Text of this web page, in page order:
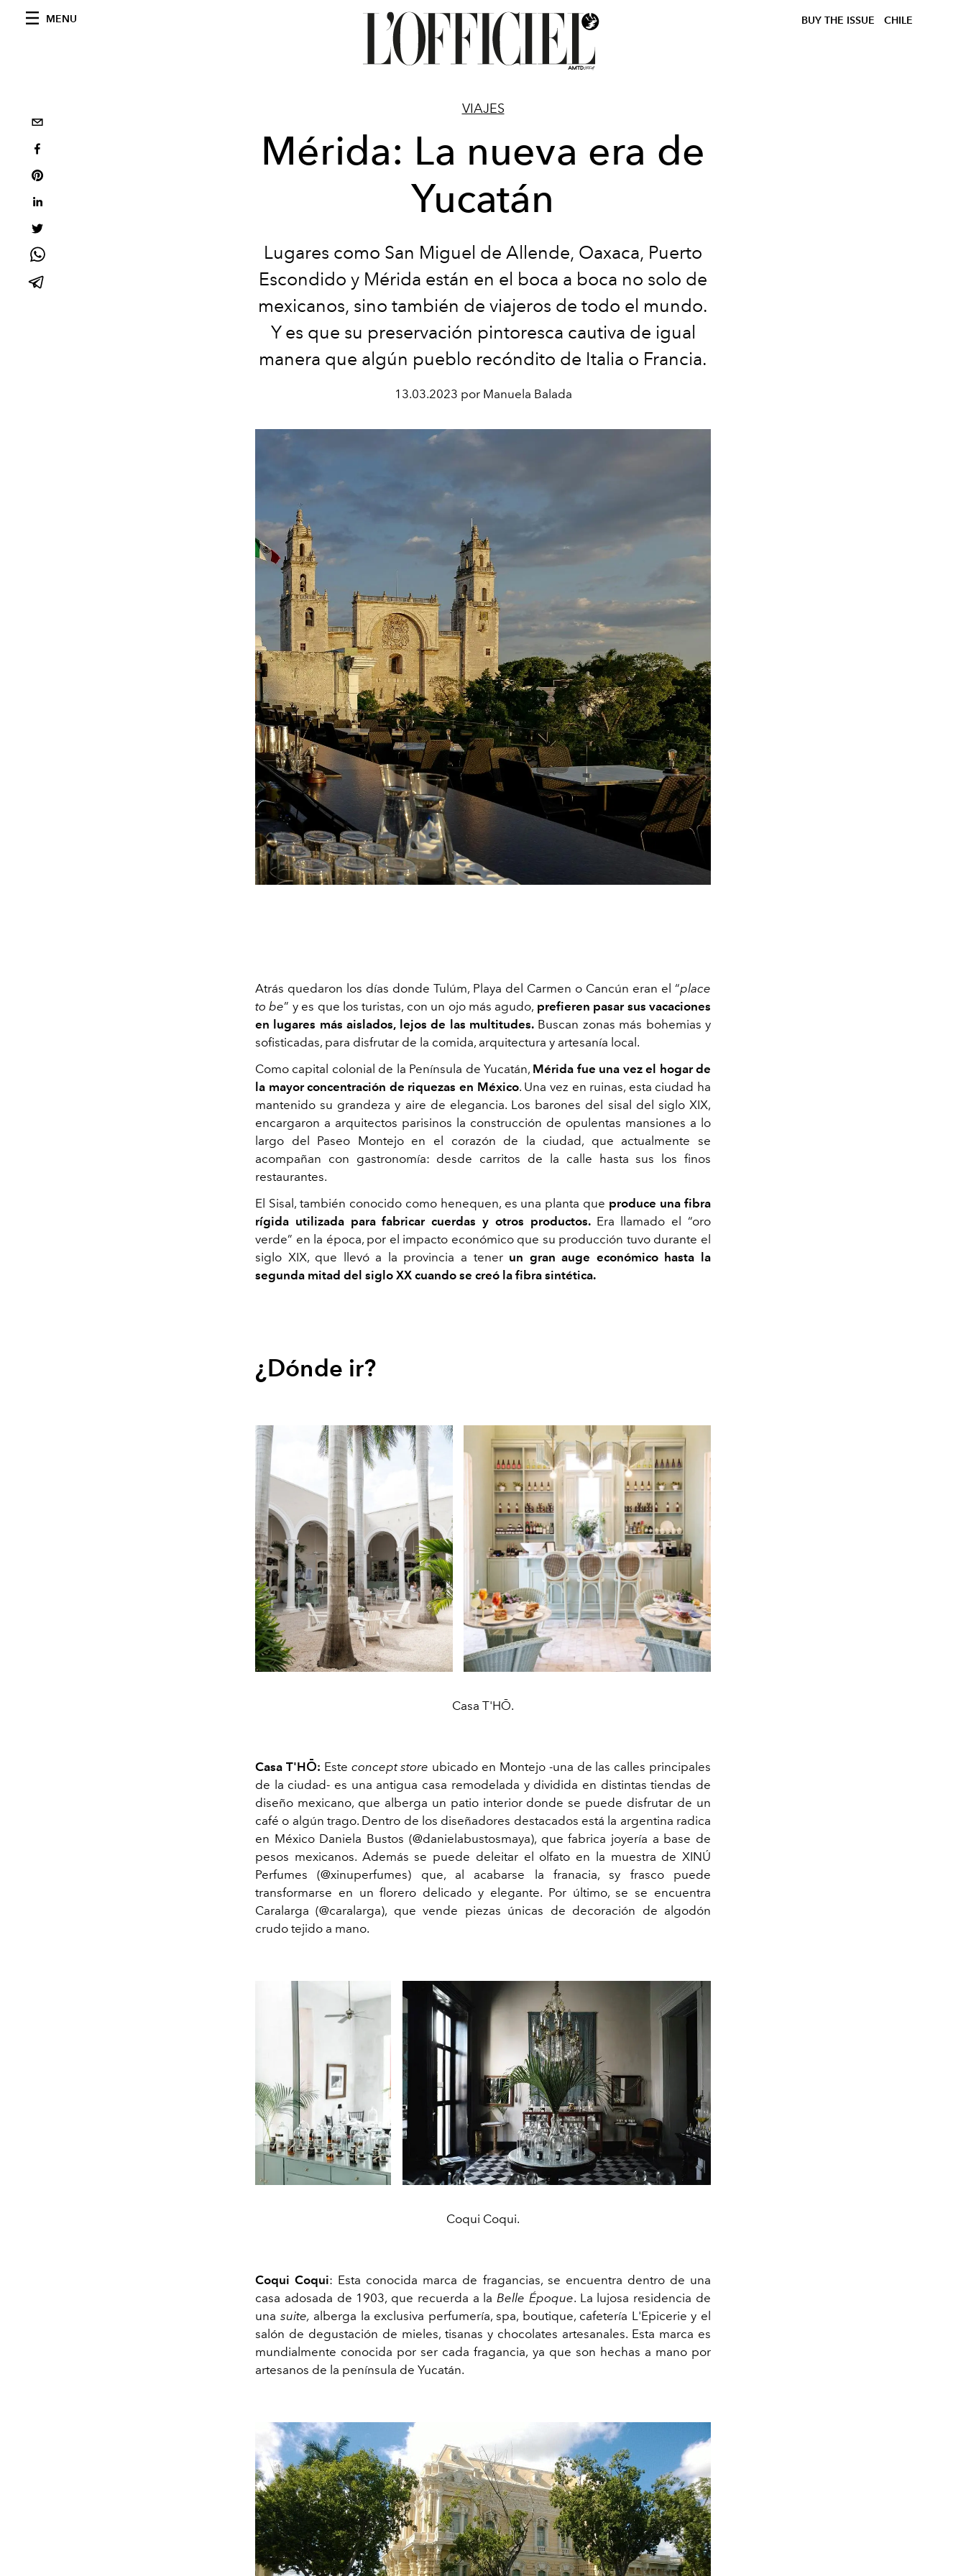
MENU BUY THE ISSUE CHILE
VIAJES
Mérida: La nueva era de
Yucatán
Lugares como San Miguel de Allende, Oaxaca, Puerto
Escondido y Mérida están en el boca a boca no solo de
mexicanos, sino también de viajeros de todo el mundo.
Y es que su preservación pintoresca cautiva de igual
manera que algún pueblo recóndito de Italia o Francia.
13.03.2023 por Manuela Balada
Atrás quedaron los días donde Tulúm, Playa del Carmen o Cancún eran el “place
to be” y es que los turistas, con un ojo más agudo, prefieren pasar sus vacaciones
en lugares más aislados, lejos de las multitudes.Buscan zonas más bohemias y
sofisticadas, para disfrutar de la comida, arquitectura y artesanía local.
Como capital colonial de la Península de Yucatán, Mérida fue una vez el hogar de
la mayor concentración de riquezas en México. Una vez en ruinas, esta ciudad ha
mantenido su grandeza y aire de elegancia. Los barones del sisal del siglo XIX,
encargaron a arquitectos parisinos la construcción de opulentas mansiones a lo
largo del Paseo Montejo en el corazón de la ciudad, que actualmente se
acompañan con gastronomía: desde carritos de la calle hasta sus los finos
restaurantes.
El Sisal, también conocido como henequen, es una planta que produce una fibra
rígida utilizada para fabricar cuerdas y otros productos. Era llamado el “oro
verde” en la época, por el impacto económico que su producción tuvo durante el
siglo XIX, que llevó a la provincia a tener un gran auge económico hasta la
segunda mitad del siglo XX cuando se creó la fibra sintética.
¿Dónde ir?
Casa T'HŌ.
Casa T'HŌ: Este concept store ubicado en Montejo -una de las calles principales
de la ciudad- es una antigua casa remodelada y dividida en distintas tiendas de
diseño mexicano, que alberga un patio interior donde se puede disfrutar de un
café o algún trago. Dentro de los diseñadores destacados está la argentina radica
en México Daniela Bustos (@danielabustosmaya), que fabrica joyería a base de
pesos mexicanos. Además se puede deleitar el olfato en la muestra de XINÚ
Perfumes (@xinuperfumes) que, al acabarse la franacia, sy frasco puede
transformarse en un florero delicado y elegante. Por último, se se encuentra
Caralarga (@caralarga), que vende piezas únicas de decoración de algodón
crudo tejido a mano.
Coqui Coqui.
Coqui Coqui: Esta conocida marca de fragancias, se encuentra dentro de una
casa adosada de 1903, que recuerda a laBelle Époque. La lujosa residencia de
una suite, alberga la exclusiva perfumería, spa, boutique, cafetería L'Epicerie y el
salón de degustación de mieles, tisanas y chocolates artesanales. Esta marca es
mundialmente conocida por ser cada fragancia, ya que son hechas a mano por
artesanos de la península de Yucatán.